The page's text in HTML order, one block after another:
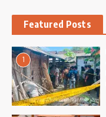
Featured Posts
1